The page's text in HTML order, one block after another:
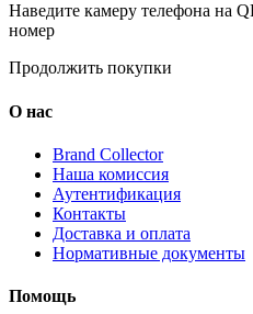
Наведите камеру телефона на
номер
Продолжить покупки
О нас
Brand Collector
Наша комиссия
Аутентификация
Контакты
Доставка и оплата
Нормативные документы
Помощь